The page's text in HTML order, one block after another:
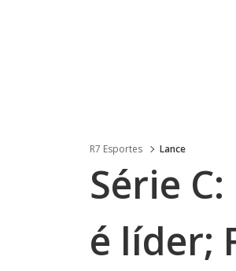
R7 Esportes Lance
Série
é líder;